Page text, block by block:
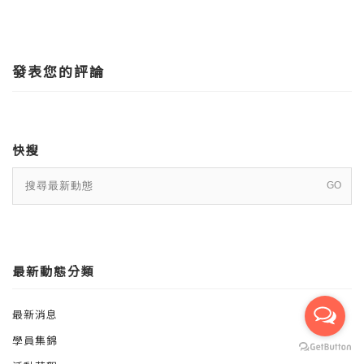
發表您的評論
快搜
最新動態分類
最新消息
學員集錦